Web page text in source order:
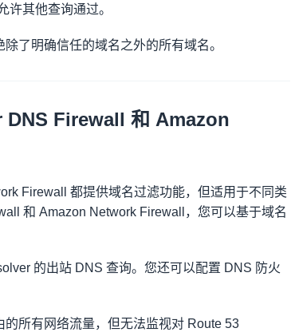
许其他查询通过。
了明确信任的域名之外的所有域名。
DNS Firewall 和 Amazon
Firewall 都提供域名过滤功能，但适用于不同类
和 Amazon Network Firewall，您可以基于域名
的出站 DNS 查询。您还可以配置 DNS 防火
所有网络流量，但无法监视对 Route 53